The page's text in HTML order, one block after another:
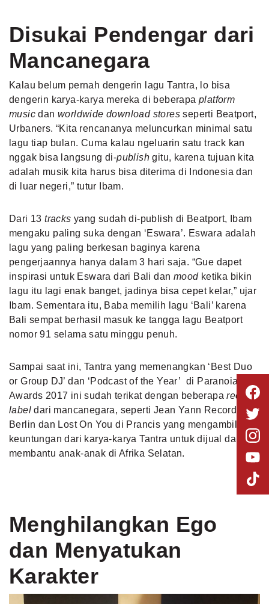
Disukai Pendengar dari
Mancanegara
Kalau belum pernah dengerin lagu Tantra, lo bisa
dengerin karya-karya mereka di beberapa platform
musicdanworldwide download storesseperti Beatport,
Urbaners. “Kita rencananya meluncurkan minimal satu
lagu tiap bulan. Cuma kalau ngeluarin satu track kan
nggak bisa langsung di-publishgitu, karena tujuan kita
adalah musik kita harus bisa diterima di Indonesia dan
di luar negeri,” tutur Ibam.
Dari 13tracksyang sudah di-publish di Beatport, Ibam
mengaku paling suka dengan ‘Eswara’. Eswara adalah
lagu yang paling berkesan baginya karena
pengerjaannya hanya dalam 3 hari saja. “Gue dapet
inspirasi untuk Eswara dari Bali dan mood ketika bikin
lagu itu lagi enak banget, jadinya bisa cepet kelar,” ujar
Ibam. Sementara itu, Baba memilih lagu ‘Bali’ karena
Bali sempat berhasil masuk ke tangga lagu Beatport
nomor 91 selama satu minggu penuh.
Sampai saat ini, Tantra yang memenangkan ‘Best Duo
or Group DJ’ dan ‘Podcast of the Year’ di Paranoia
Awards 2017 ini sudah terikat dengan beberaparecord
labeldari mancanegara, seperti Jean Yann Records di
Berlin dan Lost On You di Prancis yang mengambil
keuntungan dari karya-karya Tantra untuk dijual dan
membantu anak-anak di Afrika Selatan.
Menghilangkan Ego
dan Menyatukan
Karakter